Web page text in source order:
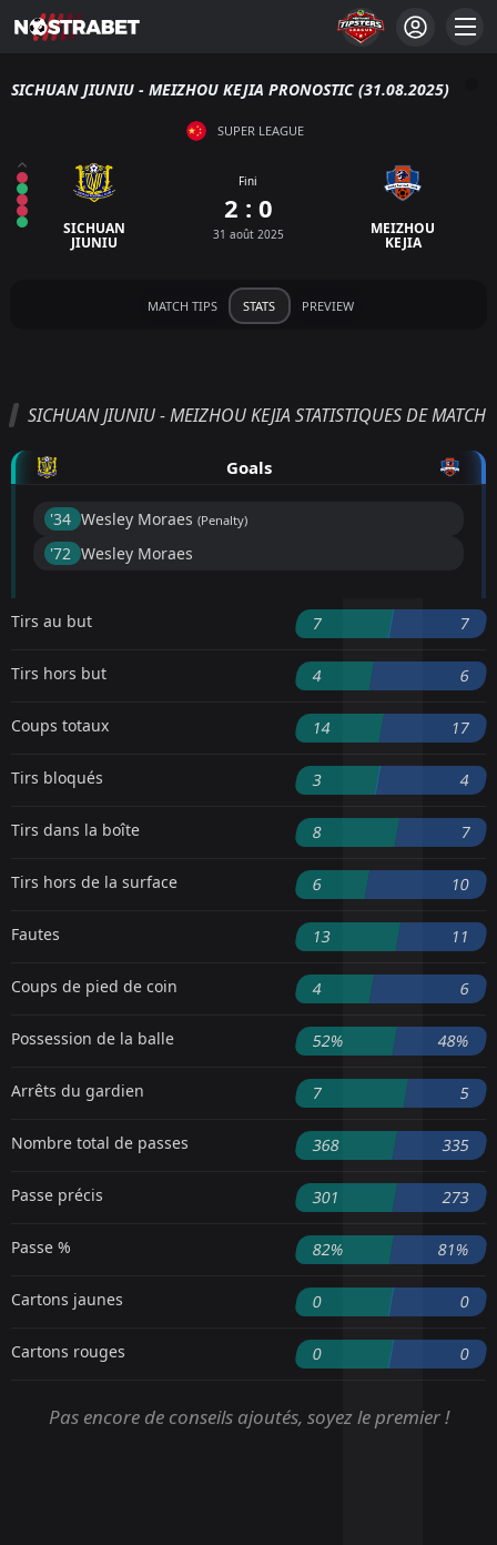
SICHUAN JIUNIU - MEIZHOU KEJIA PRONOSTIC (31.08.2025)
SUPER LEAGUE
SICHUAN
JIUNIU
Fini
2 : 0
31 août 2025 MEIZHOU
KEJIA
MATCH TIPS STATS PREVIEW
SICHUAN JIUNIU - MEIZHOU KEJIA STATISTIQUES DE MATCH
Goals
'34 ︎ Wesley Moraes (Penalty)
'72 ︎ Wesley Moraes
Tirs au but 7 7
Tirs hors but 4 6
Coups totaux 14 17
Tirs bloqués 3 4
Tirs dans la boîte 8 7
Tirs hors de la surface 6 10
Fautes 13 11
Coups de pied de coin 4 6
Possession de la balle 52% 48%
Arrêts du gardien 7 5
Nombre total de passes 368 335
Passe précis 301 273
Passe % 82% 81%
Cartons jaunes 0 0
Cartons rouges 0 0
Pas encore de conseils ajoutés, soyez le premier !